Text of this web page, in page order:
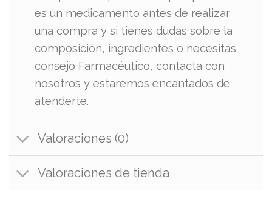
es un medicamento antes de realizar
una compra y si tienes dudas sobre la
composición, ingredientes o necesitas
consejo Farmacéutico, contacta con
nosotros y estaremos encantados de
atenderte.
Valoraciones (0)
Valoraciones de tienda